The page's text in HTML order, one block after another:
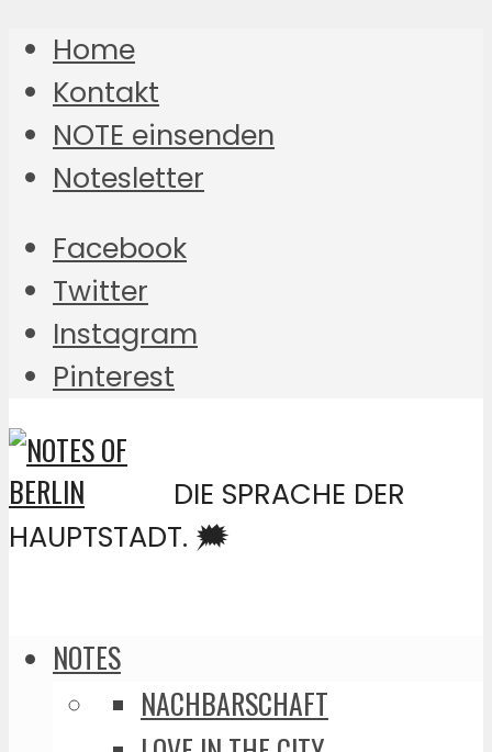
Home
Kontakt
NOTE einsenden
Notesletter
Facebook
Twitter
Instagram
Pinterest
DIE SPRACHE DER
HAUPTSTADT. 🗯️
NOTES
NACHBARSCHAFT